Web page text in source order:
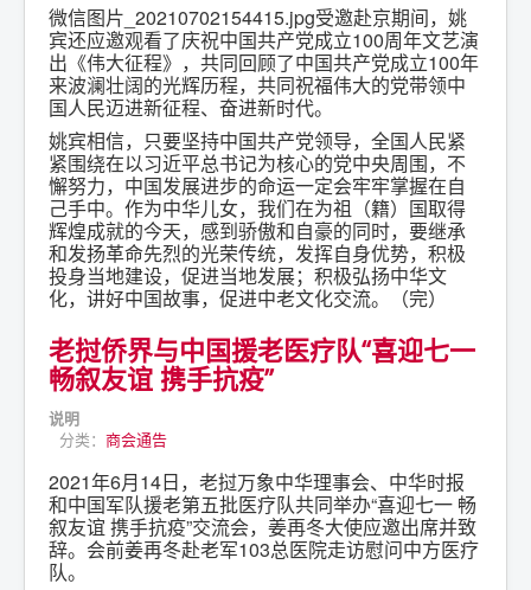
微信图片_20210702154415.jpg受邀赴京期间，姚
宾还应邀观看了庆祝中国共产党成立100周年文艺演
出《伟大征程》，共同回顾了中国共产党成立100年
来波澜壮阔的光辉历程，共同祝福伟大的党带领中
国人民迈进新征程、奋进新时代。
姚宾相信，只要坚持中国共产党领导，全国人民紧
紧围绕在以习近平总书记为核心的党中央周围，不
懈努力，中国发展进步的命运一定会牢牢掌握在自
己手中。作为中华儿女，我们在为祖（籍）国取得
辉煌成就的今天，感到骄傲和自豪的同时，要继承
和发扬革命先烈的光荣传统，发挥自身优势，积极
投身当地建设，促进当地发展；积极弘扬中华文
化，讲好中国故事，促进中老文化交流。（完）
老挝侨界与中国援老医疗队“喜迎七一
畅叙友谊 携手抗疫”
说明
分类： 商会通告
2021年6月14日，老挝万象中华理事会、中华时报
和中国军队援老第五批医疗队共同举办“喜迎七一 畅
叙友谊 携手抗疫”交流会，姜再冬大使应邀出席并致
辞。会前姜再冬赴老军103总医院走访慰问中方医疗
队。